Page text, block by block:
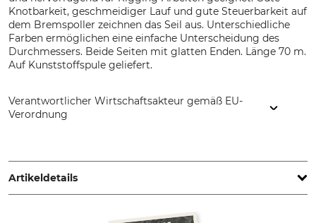
Knotbarkeit, geschmeidiger Lauf und gute Steuerbarkeit auf
dem Bremspoller zeichnen das Seil aus. Unterschiedliche
Farben ermöglichen eine einfache Unterscheidung des
Durchmessers. Beide Seiten mit glatten Enden. Länge 70 m.
Auf Kunststoffspule geliefert.
Verantwortlicher Wirtschaftsakteur gemäß EU-
Verordnung
www.grube.de
Artikeldetails
Produkttyp